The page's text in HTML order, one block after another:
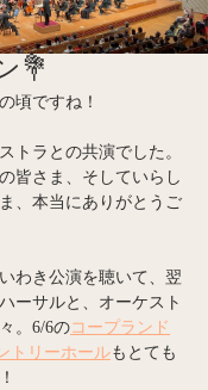
💐
頃ですね！
トラとの共演でした。
皆さま、そしていらし
、本当にありがとうご
わき公演を聴いて、翌
ーサルと、オーケスト
。6/6のコープランド
トリーホールもとても